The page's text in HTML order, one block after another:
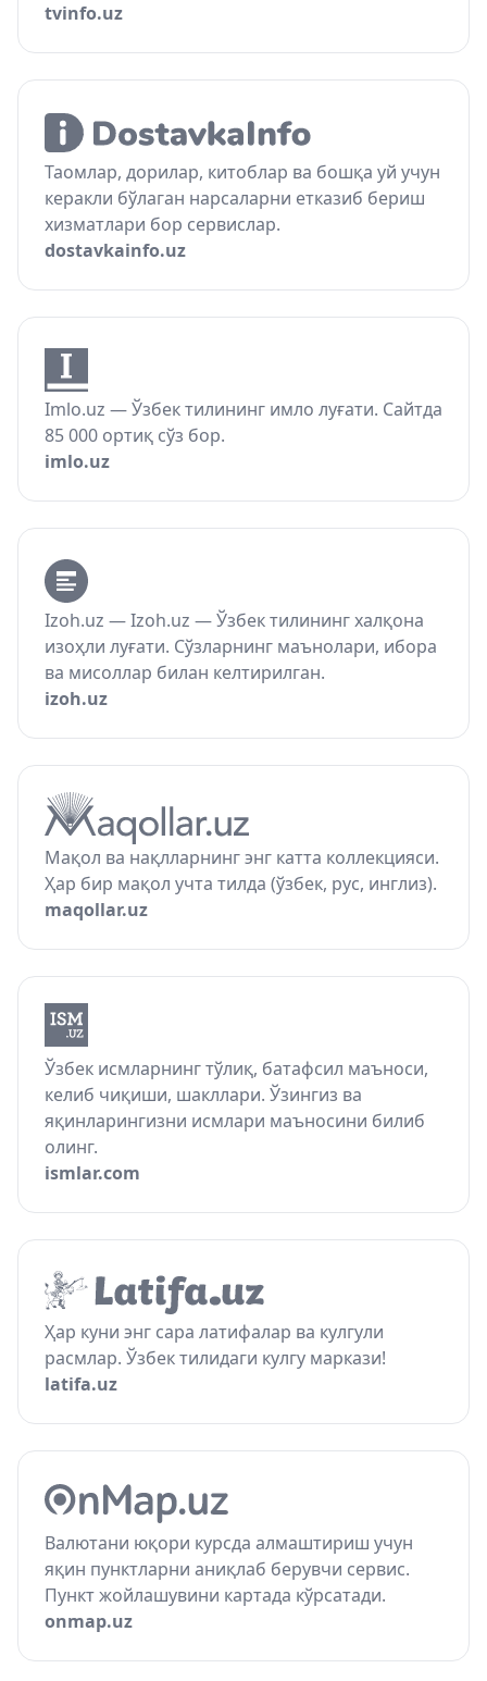
tvinfo.uz
Таомлар, дорилар, китоблар ва бошқа уй учун
керакли бўлаган нарсаларни етказиб бериш
хизматлари бор сервислар.
dostavkainfo.uz
Imlo.uz — Ўзбек тилининг имло луғати. Сайтда
85 000 ортиқ сўз бор.
imlo.uz
Izoh.uz — Izoh.uz — Ўзбек тилининг халқона
изоҳли луғати. Сўзларнинг маънолари, ибора
ва мисоллар билан келтирилган.
izoh.uz
Мақол ва нақлларнинг энг катта коллекцияси.
Ҳар бир мақол учта тилда (ўзбек, рус, инглиз).
maqollar.uz
Ўзбек исмларнинг тўлиқ, батафсил маъноси,
келиб чиқиши, шакллари. Ўзингиз ва
яқинларингизни исмлари маъносини билиб
олинг.
ismlar.com
Ҳар куни энг сара латифалар ва кулгули
расмлар. Ўзбек тилидаги кулгу маркази!
latifa.uz
Валютани юқори курсда алмаштириш учун
яқин пунктларни аниқлаб берувчи сервис.
Пункт жойлашувини картада кўрсатади.
onmap.uz